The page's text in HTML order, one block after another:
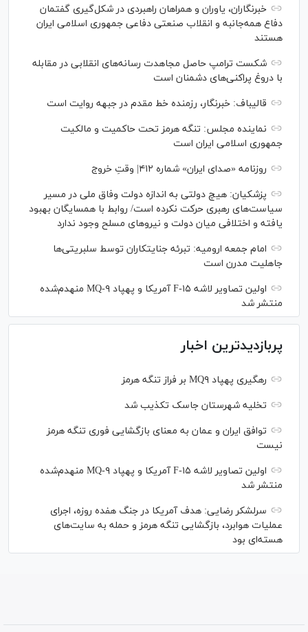
خبرنگاران، یاوران و همراهان راهبردی در شکل‌گیری گفتمان
دفاع همه‌جانبه و انقلاب صنعتی دفاعی جمهوری اسلامی ایران
هستند
شکست ترامپ حاصل مجاهدت رسانه‌های انقلابی در مقابله
با دروغ پراکنی‌های دشمنان است
قالیباف: خبرنگار، رزمنده خط مقدم در جبهه روایت است
نماینده مجلس: تنگه هرمز تحت حاکمیت و مالکیت
جمهوری اسلامی ایران است
روزنامه «صدای ایران» شماره ۴۱۲| وقتِ خروج
پزشکیان: هیچ دولتی به اندازه دولت وفاق ملی در مسیر
سیاست‌های رهبری حرکت نکرده است/ روابط با همسایگان بهبود
یافته و اختلافی میان دولت و نیروهای مسلح وجود ندارد
امام جمعه ارومیه: تبرئه جنایتکاران توسط سلبریتی‌ها
جاهلیت مدرن است
اولین تصاویر لاشه F-۱۵ آمریکا و پهپاد MQ-۹ منهدم‌شده
منتشر شد
پربازدیدترین اخبار
رهگیری پهپاد MQ۹ بر فراز تنگه هرمز
تخلیه شهرستان جاسک تکذیب شد
توافق ایران و عمان به معنای بازگشایی فوری تنگه هرمز
نیست
اولین تصاویر لاشه F-۱۵ آمریکا و پهپاد MQ-۹ منهدم‌شده
منتشر شد
سرلشکر رضایی: هدف آمریکا در جنگ هفده روزه، اجرای
عملیات هوابرد، بازگشایی تنگه هرمز و حمله به سایت‌های
هسته‌ای بود